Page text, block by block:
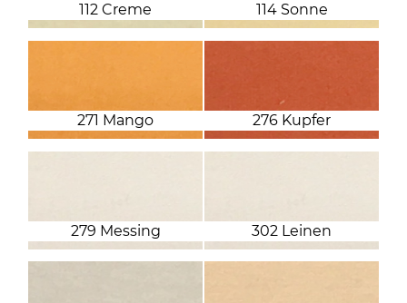
112 Creme 114 Sonne
271 Mango 276 Kupfer
279 Messing 302 Leinen